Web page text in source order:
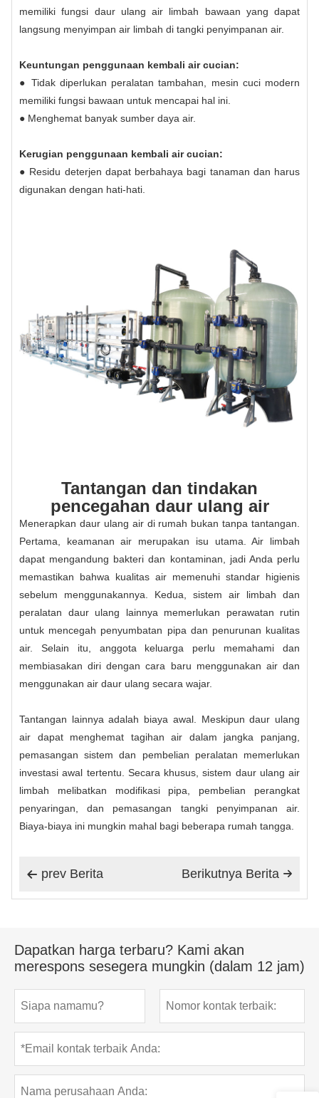
memiliki fungsi daur ulang air limbah bawaan yang dapat
langsung menyimpan air limbah di tangki penyimpanan air.
Keuntungan penggunaan kembali air cucian:
● Tidak diperlukan peralatan tambahan, mesin cuci modern
memiliki fungsi bawaan untuk mencapai hal ini.
● Menghemat banyak sumber daya air.
Kerugian penggunaan kembali air cucian:
● Residu deterjen dapat berbahaya bagi tanaman dan harus
digunakan dengan hati-hati.
Tantangan dan tindakan
pencegahan daur ulang air
Menerapkan daur ulang air di rumah bukan tanpa tantangan.
Pertama, keamanan air merupakan isu utama. Air limbah
dapat mengandung bakteri dan kontaminan, jadi Anda perlu
memastikan bahwa kualitas air memenuhi standar higienis
sebelum menggunakannya. Kedua, sistem air limbah dan
peralatan daur ulang lainnya memerlukan perawatan rutin
untuk mencegah penyumbatan pipa dan penurunan kualitas
air. Selain itu, anggota keluarga perlu memahami dan
membiasakan diri dengan cara baru menggunakan air dan
menggunakan air daur ulang secara wajar.
Tantangan lainnya adalah biaya awal. Meskipun daur ulang
air dapat menghemat tagihan air dalam jangka panjang,
pemasangan sistem dan pembelian peralatan memerlukan
investasi awal tertentu. Secara khusus, sistem daur ulang air
limbah melibatkan modifikasi pipa, pembelian perangkat
penyaringan, dan pemasangan tangki penyimpanan air.
Biaya-biaya ini mungkin mahal bagi beberapa rumah tangga.
 prev Berita 
Berikutnya Berita
Dapatkan harga terbaru? Kami akan
merespons sesegera mungkin (dalam 12 jam)